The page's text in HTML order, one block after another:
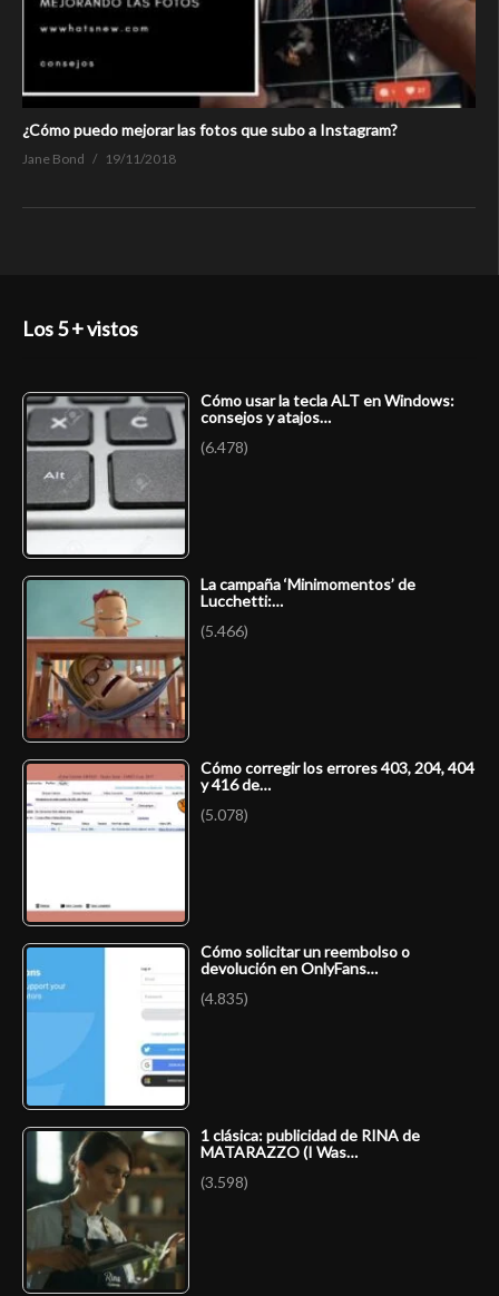
¿Cómo puedo mejorar las fotos que subo a Instagram?
Jane Bond 19/11/2018
Los 5 + vistos
Cómo usar la tecla ALT en Windows:
consejos y atajos…
(6.478)
La campaña ‘Minimomentos’ de
Lucchetti:…
(5.466)
Cómo corregir los errores 403, 204, 404
y 416 de…
(5.078)
Cómo solicitar un reembolso o
devolución en OnlyFans…
(4.835)
1 clásica: publicidad de RINA de
MATARAZZO (I Was…
(3.598)